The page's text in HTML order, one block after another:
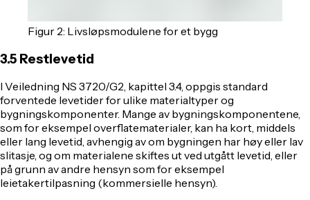
Figur 2: Livsløpsmodulene for et bygg
3.5 Restlevetid
I Veiledning NS 3720/G2, kapittel 3.4, oppgis standard
forventede levetider for ulike materialtyper og
bygningskomponenter. Mange av bygningskomponentene,
som for eksempel overflatematerialer, kan ha kort, middels
eller lang levetid, avhengig av om bygningen har høy eller lav
slitasje, og om materialene skiftes ut ved utgått levetid, eller
på grunn av andre hensyn som for eksempel
leietakertilpasning (kommersielle hensyn).